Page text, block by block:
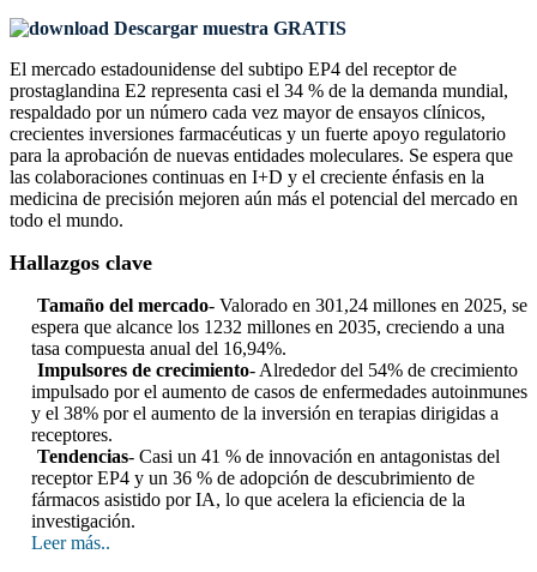
Descargar muestra GRATIS
El mercado estadounidense del subtipo EP4 del receptor de
prostaglandina E2 representa casi el 34 % de la demanda mundial,
respaldado por un número cada vez mayor de ensayos clínicos,
crecientes inversiones farmacéuticas y un fuerte apoyo regulatorio
para la aprobación de nuevas entidades moleculares. Se espera que
las colaboraciones continuas en I+D y el creciente énfasis en la
medicina de precisión mejoren aún más el potencial del mercado en
todo el mundo.
Hallazgos clave
Tamaño del mercado- Valorado en 301,24 millones en 2025, se
espera que alcance los 1232 millones en 2035, creciendo a una
tasa compuesta anual del 16,94%.
Impulsores de crecimiento- Alrededor del 54% de crecimiento
impulsado por el aumento de casos de enfermedades autoinmunes
y el 38% por el aumento de la inversión en terapias dirigidas a
receptores.
Tendencias- Casi un 41 % de innovación en antagonistas del
receptor EP4 y un 36 % de adopción de descubrimiento de
fármacos asistido por IA, lo que acelera la eficiencia de la
investigación.
Leer más..